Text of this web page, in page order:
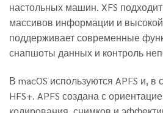
настольных машин. XFS
массивов информации и
поддерживает современные
снапшоты данных и контроль
В macOS используются APFS и,
HFS+. APFS создана с